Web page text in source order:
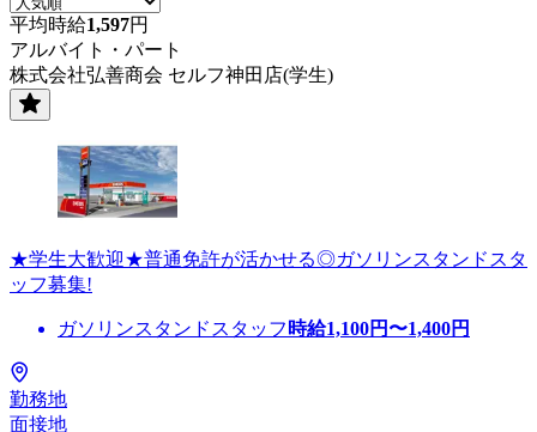
平均時給1,597円
アルバイト・パート
株式会社弘善商会 セルフ神田店(学生)
★学生大歓迎★普通免許が活かせる◎ガソリンスタンドスタ
ッフ募集!
ガソリンスタンドスタッフ 時給1,100円〜1,400円
勤務地
面接地